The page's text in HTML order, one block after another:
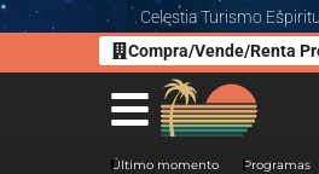
Celestia Turismo
Compra/Vende/Renta
Último momento Programas